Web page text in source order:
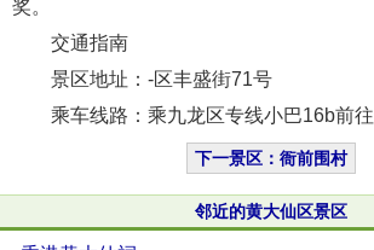
奖。
交通指南
景区地址：-区丰盛街71号
乘车线路：乘九龙区专线小巴16b前往
下一景区：衙前围村
邻近的黄大仙区景区